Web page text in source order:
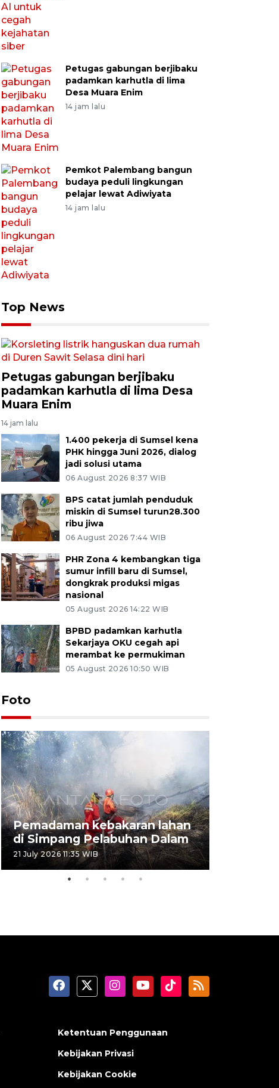
Petugas gabungan berjibaku
padamkan karhutla di lima
Desa Muara Enim
14 jam lalu
Pemkot Palembang bangun
budaya peduli lingkungan
pelajar lewat Adiwiyata
14 jam lalu
Top News
Petugas gabungan berjibaku
padamkan karhutla di lima Desa
Muara Enim
14 jam lalu
1.400 pekerja di Sumsel kena
PHK hingga Juni 2026, dialog
jadi solusi utama
06 August 2026 8:37 WIB
BPS catat jumlah penduduk
miskin di Sumsel turun28.300
ribu jiwa
06 August 2026 7:44 WIB
PHR Zona 4 kembangkan tiga
sumur infill baru di Sumsel,
dongkrak produksi migas
nasional
05 August 2026 14:22 WIB
BPBD padamkan karhutla
Sekarjaya OKU cegah api
merambat ke permukiman
05 August 2026 10:50 WIB
Foto
Pemadaman kebakaran lahan
di Simpang Pelabuhan Dalam
21 July 2026 11:35 WIB
Ketentuan Penggunaan
Kebijakan Privasi
Kebijakan Cookie